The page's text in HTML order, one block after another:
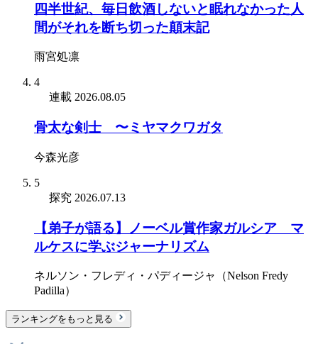
四半世紀、毎日飲酒しないと眠れなかった人
間がそれを断ち切った顛末記
雨宮処凛
4
連載 2026.08.05
骨太な剣士 〜ミヤマクワガタ
今森光彦
5
探究 2026.07.13
【弟子が語る】ノーベル賞作家ガルシア゠マ
ルケスに学ぶジャーナリズム
ネルソン・フレディ・パディージャ（Nelson Fredy
Padilla）
ランキングをもっと見る